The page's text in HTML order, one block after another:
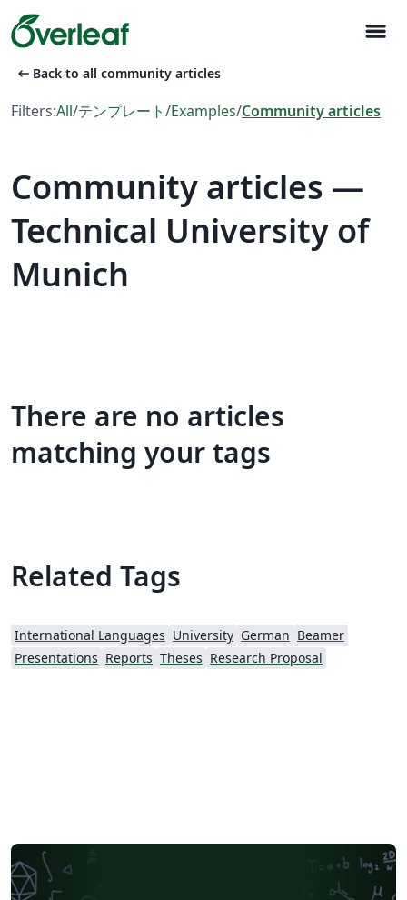
menu
arrow_left_alt Back to all community articles
Filters:All/テンプレート/Examples/Community articles
Community articles —
Technical University of
Munich
There are no articles
matching your tags
Related Tags
International Languages University German Beamer
Presentations Reports Theses Research Proposal